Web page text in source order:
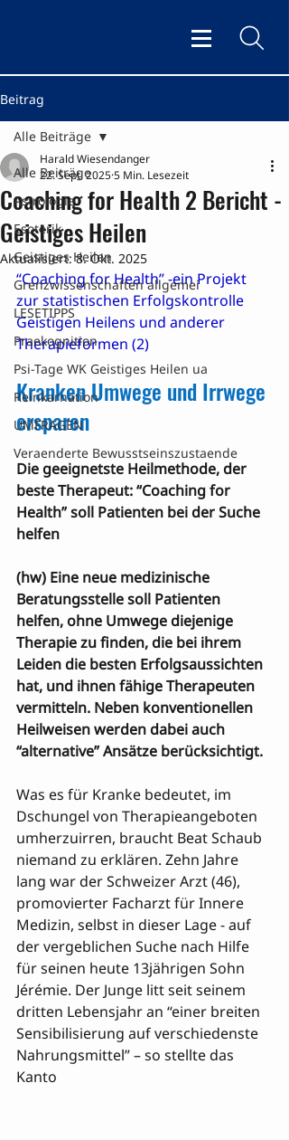
Beitrag
Alle Beiträge
Astrologie
Esoterik
Geistiges Heilen
Grenzwissenschaften allgemei
LESETIPPS
Praekognition
Psi-Tage WK Geistiges Heilen ua
Reinkarnation
UMFRAGEN
Veraenderte Bewusstseinszustaende
Alle Beiträge
Coaching for Health 2 Bericht -
Geistiges Heilen
Harald Wiesendanger
22. Sept. 20255 Min. Lesezeit
Aktualisiert:8. Okt. 2025
“Coaching for Health” -ein Projekt
zur statistischen Erfolgskontrolle
Geistigen Heilens und anderer
Therapieformen (2)
Kranken Umwege und Irrwege
ersparen
Die geeignetste Heilmethode, der
beste Therapeut: “Coaching for
Health” soll Patienten bei der Suche
helfen
(hw) Eine neue medizinische
Beratungsstelle soll Patienten
helfen, ohne Umwege diejenige
Therapie zu finden, die bei ihrem
Leiden die besten Erfolgsaussichten
hat, und ihnen fähige Therapeuten
vermitteln. Neben konventionellen
Heilweisen werden dabei auch
“alternative” Ansätze berücksichtigt.
Was es für Kranke bedeutet, im
Dschungel von Therapieangeboten
umherzuirren, braucht Beat Schaub
niemand zu erklären. Zehn Jahre
lang war der Schweizer Arzt (46),
promovierter Facharzt für Innere
Medizin, selbst in dieser Lage - auf
der vergeblichen Suche nach Hilfe
für seinen heute 13jährigen Sohn
Jérémie. Der Junge litt seit seinem
dritten Lebensjahr an “einer breiten
Sensibilisierung auf verschiedenste
Nahrungsmittel” – so stellte das
Kanto